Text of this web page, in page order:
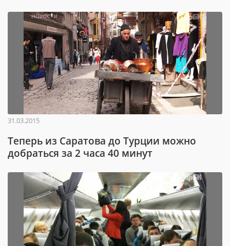
31.03.2015
Теперь из Саратова до Турции можно
добраться за 2 часа 40 минут